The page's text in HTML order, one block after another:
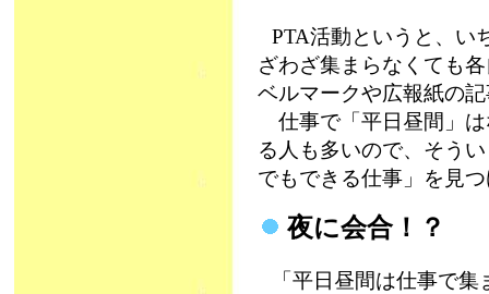
PTA活動というと、
ざわざ集まらなくても
ベルマークや広報紙の
仕事で「平日昼間」は
る人も多いので、そう
でもできる仕事」を見
夜に会合！？
「平日昼間は仕事で